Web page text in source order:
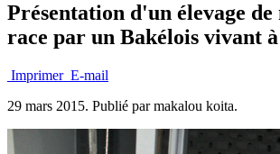
Présentation d'un élevage de
race par un Bakélois vivant
Imprimer E-mail
29 mars 2015. Publié par makalou koita.